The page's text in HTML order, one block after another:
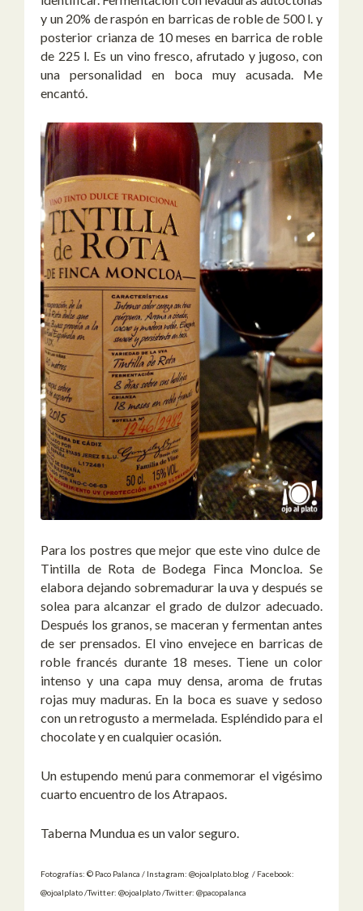
y un 20% de raspón en barricas de roble de 500 l. y
posterior crianza de 10 meses en barrica de roble
de 225 l. Es un vino fresco, afrutado y jugoso, con
una personalidad en boca muy acusada. Me
encantó.
Para los postres que mejor que este vino dulce de
Tintilla de Rota de Bodega Finca Moncloa. Se
elabora dejando sobremadurar la uva y después se
solea para alcanzar el grado de dulzor adecuado.
Después los granos, se maceran y fermentan antes
de ser prensados. El vino envejece en barricas de
roble francés durante 18 meses. Tiene un color
intenso y una capa muy densa, aroma de frutas
rojas muy maduras. En la boca es suave y sedoso
con un retrogusto a mermelada. Espléndido para el
chocolate y en cualquier ocasión.
Un estupendo menú para conmemorar el vigésimo
cuarto encuentro de los Atrapaos.
Taberna Mundua es un valor seguro.
Fotografías: © Paco Palanca / Instagram: @ojoalplato.blog / Facebook:
@ojoalplato /Twitter: @ojoalplato /Twitter: @pacopalanca